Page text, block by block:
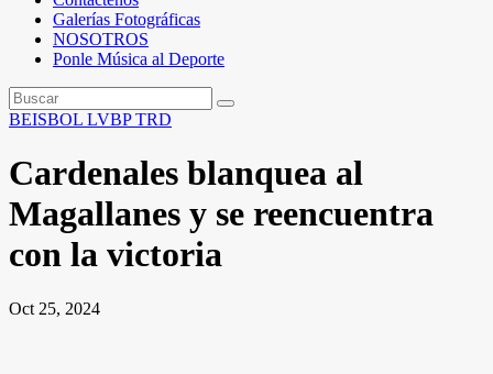
Galerías Fotográficas
NOSOTROS
Ponle Música al Deporte
BEISBOL LVBPTRD
Cardenales blanquea al
Magallanes y se reencuentra
con la victoria
Oct 25, 2024